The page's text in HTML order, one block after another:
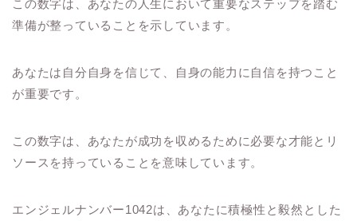
この数字は、あなたの人生において重要なステップを踏む
準備が整っていることを示しています。
あなたは自分自身を信じて、自身の能力に自信を持つこと
が重要です。
この数字は、あなたが成功を収めるために必要な才能とリ
ソースを持っていることを意味しています。
エンジェルナンバー1042は、あなたに積極性と毅然とした